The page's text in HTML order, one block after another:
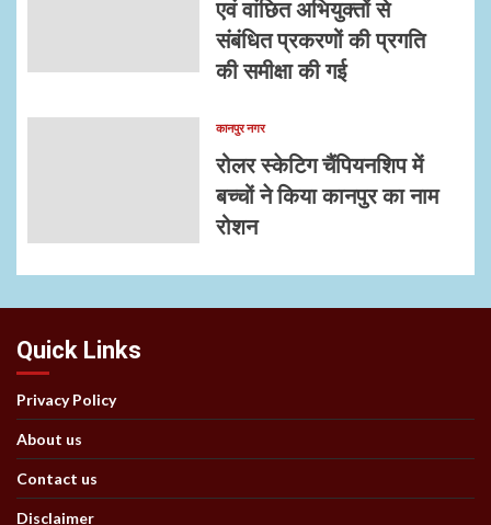
एवं वांछित अभियुक्तों से
संबंधित प्रकरणों की प्रगति
की समीक्षा की गई
कानपुर नगर
रोलर स्केटिग चैंपियनशिप में
बच्चों ने किया कानपुर का नाम
रोशन
Quick Links
Privacy Policy
About us
Contact us
Disclaimer